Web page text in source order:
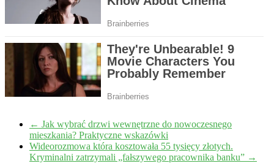
← Jak wybrać drzwi wewnętrzne do nowoczesnego
mieszkania? Praktyczne wskazówki
Wideorozmowa która kosztowała 55 tysięcy złotych.
Kryminalni zatrzymali „fałszywego pracownika banku” →